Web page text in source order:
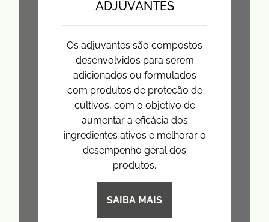
ADJUVANTES
Os adjuvantes são compostos
desenvolvidos para serem
adicionados ou formulados
com produtos de proteção de
cultivos, com o objetivo de
aumentar a eficácia dos
ingredientes ativos e melhorar o
desempenho geral dos
produtos.
SAIBA MAIS